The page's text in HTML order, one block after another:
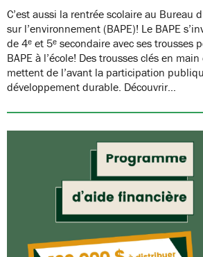
C’est aussi la rentrée scolaire au Bureau
sur l’environnement (BAPE)! Le BAPE
de 4ᵉ et 5ᵉ secondaire avec ses trousses
BAPE à l’école! Des trousses clés en
mettent de l’avant la participation
développement durable. Découvrir…